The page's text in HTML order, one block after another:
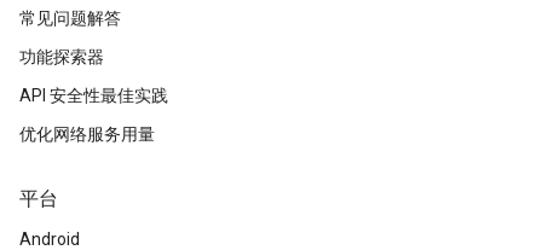
常见问题解答
功能探索器
API 安全性最佳实践
优化网络服务用量
平台
Android